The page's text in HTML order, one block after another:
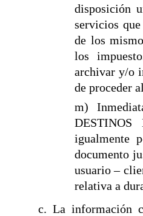
disposición
servicios
de los
los
archivar y/o
de proceder
m)
igualmente
documento
usuario –
relativa a
c. La información